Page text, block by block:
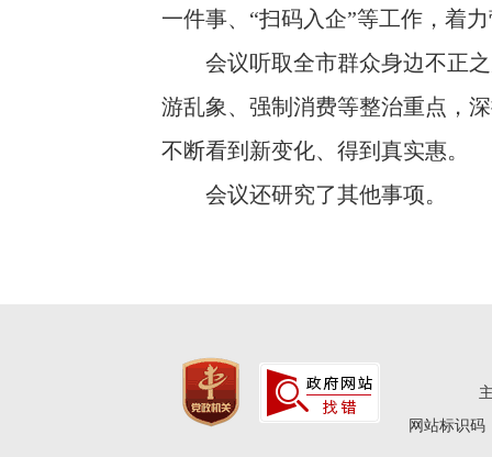
一件事、“扫码入企”等工作，着
会议听取全市群众身边不正之
游乱象、强制消费等整治重点，
不断看到新变化、得到真实惠。
会议还研究了其他事项。
网站标识